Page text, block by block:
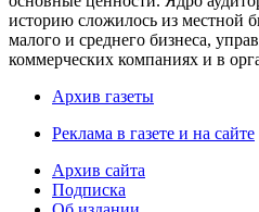
историю сложилось из местной
малого и среднего бизнеса,
коммерческих компаниях и в
Архив газеты
Реклама в газете и на сайте
Архив сайта
Подписка